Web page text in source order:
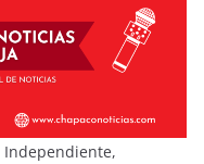
Independiente,